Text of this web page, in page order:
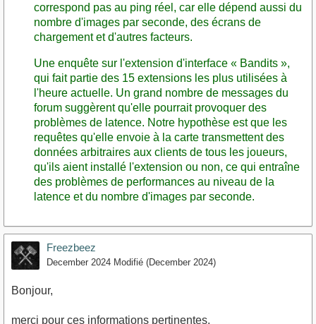
correspond pas au ping réel, car elle dépend aussi du
nombre d'images par seconde, des écrans de
chargement et d'autres facteurs.
Une enquête sur l'extension d'interface « Bandits »,
qui fait partie des 15 extensions les plus utilisées à
l'heure actuelle. Un grand nombre de messages du
forum suggèrent qu'elle pourrait provoquer des
problèmes de latence. Notre hypothèse est que les
requêtes qu'elle envoie à la carte transmettent des
données arbitraires aux clients de tous les joueurs,
qu'ils aient installé l'extension ou non, ce qui entraîne
des problèmes de performances au niveau de la
latence et du nombre d'images par seconde.
Freezbeez
December 2024 Modifié (December 2024)
Bonjour,
merci pour ces informations pertinentes.